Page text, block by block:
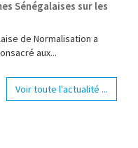
Sénégalaises sur les
de Normalisation a
aux...
Voir toute l'actualité ...